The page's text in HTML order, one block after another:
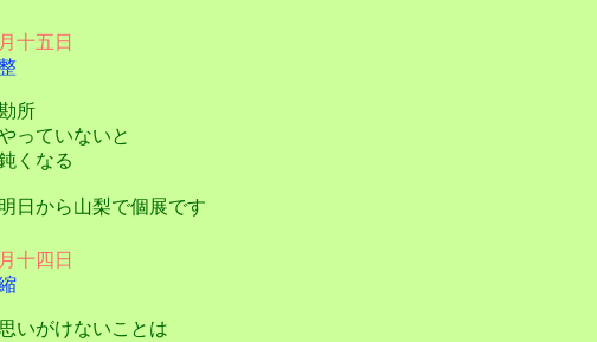
十五日
所
っていないと
くなる
日から山梨で個展です
十四日
いがけないことは